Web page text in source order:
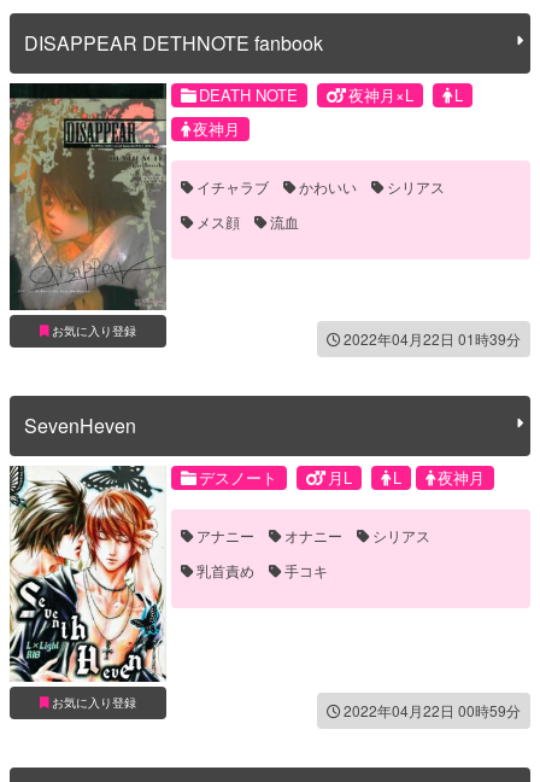
DISAPPEAR DETHNOTE fanbook
お気に入り登録
DEATH NOTE 夜神月×L
L
夜神月
イチャラブ かわいい
シリアス
メス顔
流血
2022年04月22日 01時39分
SevenHeven
お気に入り登録
デスノート 月L L 夜神月
アナニー オナニー
シリアス
乳首責め
手コキ
2022年04月22日 00時59分